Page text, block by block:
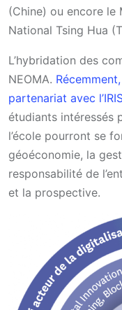
(Chine) ou encore le
National Tsing Hua
L’hybridation des
NEOMA.
partenariat avec
étudiants intéressés
l’école pourront se
géoéconomie, la
responsabilité de
et la prospective.